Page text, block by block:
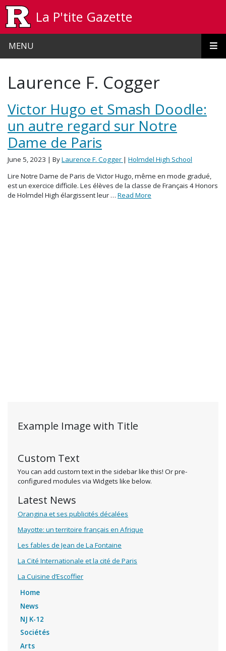
La P'tite Gazette
MENU
Example Image with Title
Custom Text
You can add custom text in the sidebar like this! Or pre-
configured modules via Widgets like below.
Latest News
Orangina et ses publicités décalées
Mayotte: un territoire français en Afrique
Les fables de Jean de La Fontaine
La Cité Internationale et la cité de Paris
La Cuisine d’Escoffier
Home
News
NJ K-12
Sociétés
Arts
Laurence F. Cogger
Victor Hugo et Smash Doodle:
un autre regard sur Notre
Dame de Paris
June 5, 2023 | ByLaurence F. Cogger | Holmdel High School
Lire Notre Dame de Paris de Victor Hugo, même en mode gradué,
est un exercice difficile. Les élèves de la classe de Français 4 Honors
de Holmdel High élargissent leur … Read More